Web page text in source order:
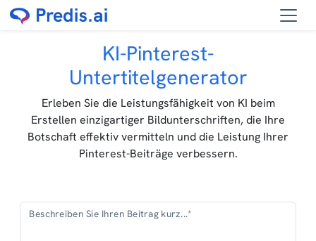
KI-Pinterest-
Untertitelgenerator
Erleben Sie die Leistungsfähigkeit von KI beim
Erstellen einzigartiger Bildunterschriften, die Ihre
Botschaft effektiv vermitteln und die Leistung Ihrer
Pinterest-Beiträge verbessern.
Beschreiben Sie Ihren Beitrag kurz...*